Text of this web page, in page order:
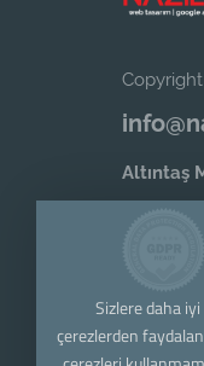
Copyright
Altıntaş
Sizlere daha
çerezlerden